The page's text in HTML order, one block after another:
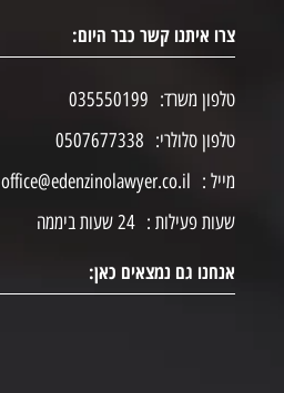
צרו איתנו קשר כבר היום:
טלפון משרד: 035550199
טלפון סלולרי: 0507677338
מייל : office@edenzinolawyer.co.il
שעות פעילות : 24 שעות ביממה
אנחנו גם נמצאים כאן: